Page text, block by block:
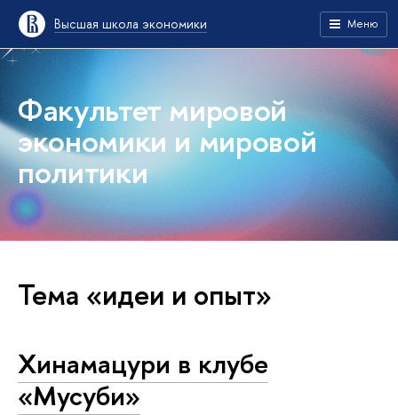
Высшая школа экономики Меню
Факультет мировой
экономики и мировой
политики
Тема «идеи и опыт»
Хинамацури в клубе
«Мусуби»